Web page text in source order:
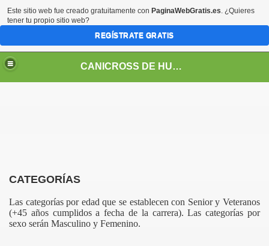
CANICROSS DE HUESCA
CATEGORÍAS
Las categorías por edad que se establecen con Senior y Veteranos
(+45 años cumplidos a fecha de la carrera). Las categorías por
sexo serán Masculino y Femenino.
Este sitio web fue creado gratuitamente con PaginaWebGratis.es. ¿Quieres
tener tu propio sitio web?
REGÍSTRATE GRATIS